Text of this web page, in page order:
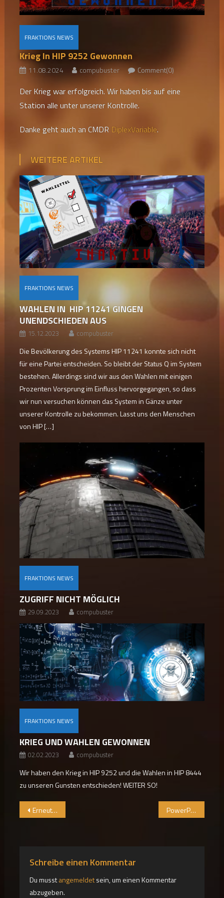
FRAKTIONS NEWS
Krieg In HIP 9252 Gewonnen
11.08.2024 compubuster Comment(0)
Der Krieg war erfolgreich. Wir haben bis auf eine
Station alle unter unserer Kontrolle.
Danke geht auch an CMDR DiplexVariable.
WEITERE ARTIKEL
FRAKTIONS NEWS
WAHLEN IN HIP 11241 GINGEN
UNENDSCHIEDEN AUS
15.12.2023 compubuster
Die Bevölkerung des Systems HIP 11241 konnte sich nicht
für eine Partei entscheiden. So bleibt der Status Q im System
bestehen. Allerdings sind wir aus den Wahlen mit einigen
Prozenten Vorsprung im Einfluss hervorgegangen, so dass
wir nun versuchen können das System in Gänze unter
unserer Kontrolle zu bekommen. Lasst uns den Menschen
von HIP […]
FRAKTIONS NEWS
ZUGRIFF NICHT MÖGLICH
29.09.2023 compubuster
FRAKTIONS NEWS
KRIEG UND WAHLEN GEWONNEN
02.02.2023 compubuster
Wir haben den Krieg in HIP 9252 und die Wahlen in HIP 8444
zu unseren Gunsten entschieden! WEITER SO!
Beitragsnavigation
Erneuter “Master Cesspit” Befall PowerPlay 2.0
Schreibe einen Kommentar
Du musstangemeldetsein, um einen Kommentar
abzugeben.